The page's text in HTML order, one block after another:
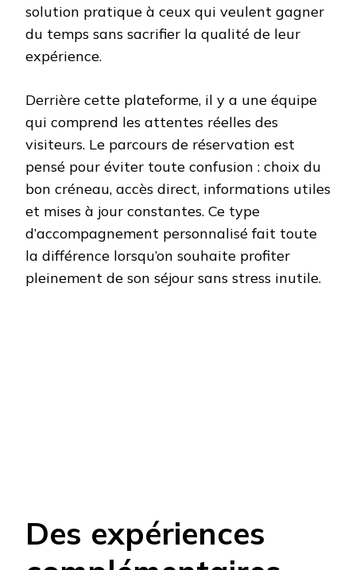
solution pratique à ceux qui veulent gagner
du temps sans sacrifier la qualité de leur
expérience.
Derrière cette plateforme, il y a une équipe
qui comprend les attentes réelles des
visiteurs. Le parcours de réservation est
pensé pour éviter toute confusion : choix du
bon créneau, accès direct, informations utiles
et mises à jour constantes. Ce type
d’accompagnement personnalisé fait toute
la différence lorsqu’on souhaite profiter
pleinement de son séjour sans stress inutile.
Des expériences